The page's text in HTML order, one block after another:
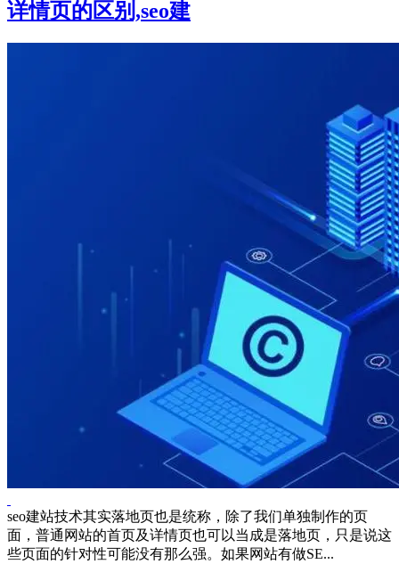
详情页的区别,seo建
seo建站技术其实落地页也是统称，除了我们单独制作的页
面，普通网站的首页及详情页也可以当成是落地页，只是说这
些页面的针对性可能没有那么强。如果网站有做SE...